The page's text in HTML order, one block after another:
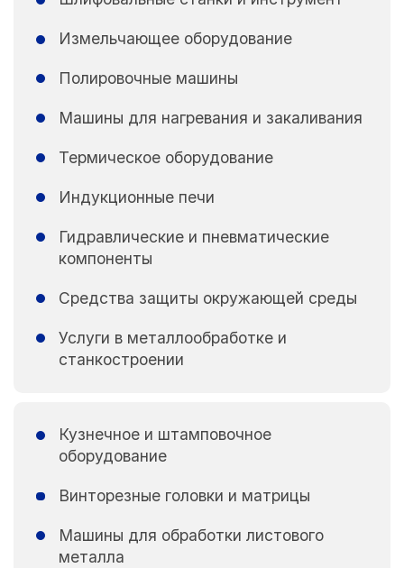
Измельчающее оборудование
Полировочные машины
Машины для нагревания и закаливания
Термическое оборудование
Индукционные печи
Гидравлические и пневматические
компоненты
Средства защиты окружающей среды
Услуги в металлообработке и
станкостроении
Кузнечное и штамповочное
оборудование
Винторезные головки и матрицы
Машины для обработки листового
металла